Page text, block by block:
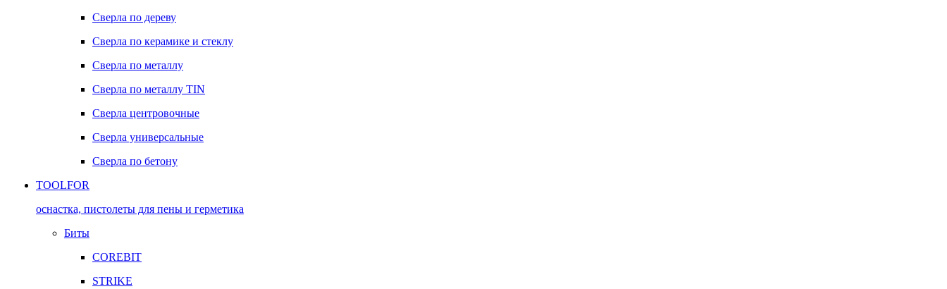
Сверла по дереву
Сверла по керамике и стеклу
Сверла по металлу
Сверла по металлу TIN
Сверла центровочные
Сверла универсальные
Сверла по бетону
TOOLFOR
оснастка, пистолеты для пены и герметика
Биты
COREBIT
STRIKE